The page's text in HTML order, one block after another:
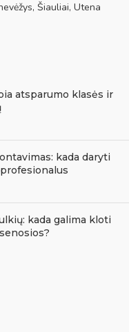
Šiauliai, Utena
atsparumo klasės ir
kada daryti
kada galima kloti